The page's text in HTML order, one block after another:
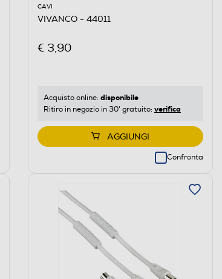
CAVI
VIVANCO - 44011
€ 3,90
Acquisto online: disponibile
Ritiro in negozio in 30' gratuito: verifica
AGGIUNGI
Confronta